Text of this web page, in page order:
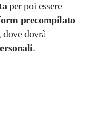
per poi essere
precompilato
dovrà
.